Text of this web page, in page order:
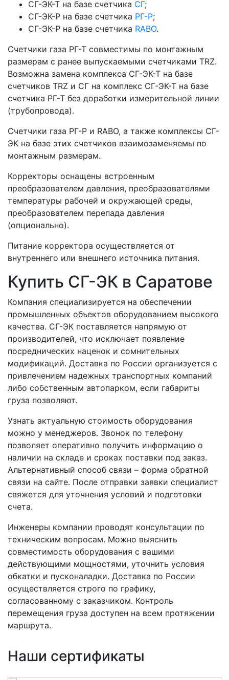
СГ-ЭК-Т на базе счетчика СГ;
СГ-ЭК-Р на базе счетчика РГ-Р;
СГ-ЭК-Р на базе счетчика RABO.
Счетчики газа РГ-Т совместимы по монтажным
размерам с ранее выпускаемыми счетчиками TRZ.
Возможна замена комплекса СГ-ЭК-Т на базе
счетчиков TRZ и СГ на комплекс СГ-ЭК-Т на базе
счетчика РГ-Т без доработки измерительной линии
(трубопровода).
Счетчики газа РГ-Р и RABO, а также комплексы СГ-
ЭК на базе этих счетчиков взаимозаменяемы по
монтажным размерам.
Корректоры оснащены встроенным
преобразователем давления, преобразователями
температуры рабочей и окружающей среды,
преобразователем перепада давления
(опционально).
Питание корректора осуществляется от
внутреннего или внешнего источника питания.
Купить СГ-ЭК в Саратове
Компания специализируется на обеспечении
промышленных объектов оборудованием высокого
качества. СГ-ЭК поставляется напрямую от
производителей, что исключает появление
посреднических наценок и сомнительных
модификаций. Доставка по России организуется с
привлечением надежных транспортных компаний
либо собственным автопарком, если габариты
груза позволяют.
Узнать актуальную стоимость оборудования
можно у менеджеров. Звонок по телефону
позволяет оперативно получить информацию о
наличии на складе и сроках поставки под заказ.
Альтернативный способ связи – форма обратной
связи на сайте. После отправки заявки специалист
свяжется для уточнения условий и подготовки
счета.
Инженеры компании проводят консультации по
техническим вопросам. Можно выяснить
совместимость оборудования с вашими
действующими мощностями, уточнить условия
обкатки и пусконаладки. Доставка по России
осуществляется строго по графику,
согласованному с заказчиком. Контроль
перемещения груза доступен на всем протяжении
маршрута.
Наши сертификаты